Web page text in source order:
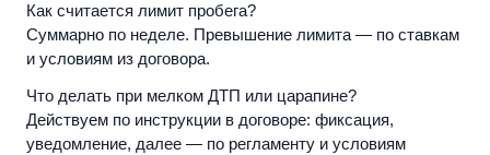
Как считается лимит пробега?
Суммарно по неделе. Превышение лимита — по ставкам
и условиям из договора.
Что делать при мелком ДТП или царапине?
Действуем по инструкции в договоре: фиксация,
уведомление, далее — по регламенту и условиям